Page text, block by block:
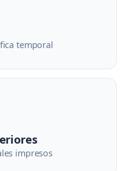
temporal
impresos